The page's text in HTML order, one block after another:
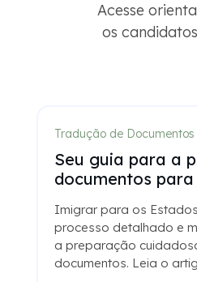
Acesse
os
Tradução de Documentos
Seu guia para a
documentos para
Imigrar para os
processo detalhado e
a preparação
documentos. Leia o